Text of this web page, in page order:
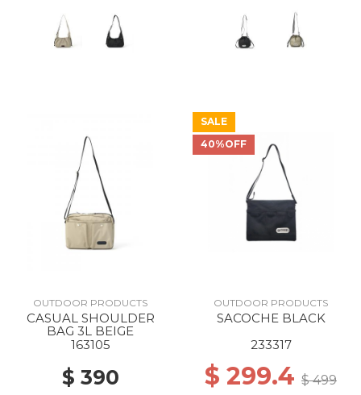
OUTDOOR PRODUCTS
CASUAL SHOULDER
BAG 3L BEIGE
163105
$ 390
SALE
40%OFF
OUTDOOR PRODUCTS
SACOCHE BLACK
233317
$ 299.4 $ 499